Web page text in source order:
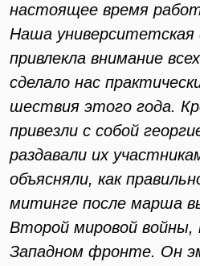
настоящее время
Наша университетская
привлекла внимание
сделало нас
шествия этого года.
привезли с собой
раздавали их
объясняли, как
митинге после марша
Второй мировой войны,
Западном фронте. Он